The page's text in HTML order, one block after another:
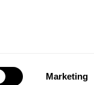
Marketing
2026